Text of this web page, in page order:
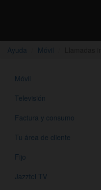
Ayuda Móvil
Móvil
Televisión
Factura y consumo
Tu área de cliente
Fijo
Jazztel TV